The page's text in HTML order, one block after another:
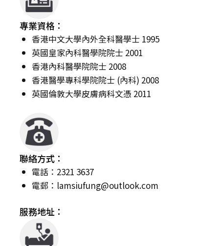
專業資格：
香港中文大學內外全科醫學士 1995
英國皇家內科醫學院院士 2001
香港內科醫學院院士 2008
香港醫學專科學院院士 (內科) 2008
英國倫敦大學皮膚病科文憑 2011
聯絡方式：
電話：2321 3637
電郵： lamsiufung@outlook.com
服務地址：